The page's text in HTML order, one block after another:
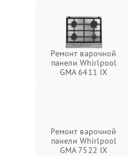
Ремонт варочной
панели Whirlpool
GMA 6411 IX
Ремонт варочной
панели Whirlpool
GMA 7522 IX